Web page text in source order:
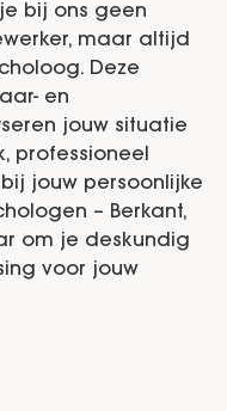
bij ons geen
maar altijd
Deze
en
jouw situatie
professioneel
jouw persoonlijke
– Berkant,
om je deskundig
voor jouw